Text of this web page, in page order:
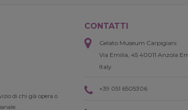
di chi già opera o
CONTATTI
Gelato Museum Carpigiani
Via Emilia, 45 40011 Anzola
Italy
+39 051 6505306